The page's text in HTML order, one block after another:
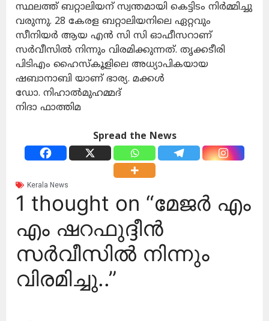
സ്ഥലത്ത് ബറ്റാലിയന് സ്വന്തമായി കെട്ടിടം നിർമ്മിച്ചു
വരുന്നു. 28 കേരള ബറ്റാലിയനിലെ ഏറ്റവും
സീനിയർ ആയ എൻ സി സി ഓഫീസറാണ്
സർവീസിൽ നിന്നും വിരമിക്കുന്നത്. തൃക്കടീരി
പിടിഎം ഹൈസ്കൂളിലെ അധ്യാപികയായ
ഷബാനാബി യാണ് ഭാര്യ. മക്കൾ
ഡോ. നിഹാൽമുഹമ്മദ്
നിദാ ഫാത്തിമ
Spread the News
Kerala News
1 thought on “മേജർ എം
എം ഷറഫുദ്ദീൻ
സർവീസിൽ നിന്നും
വിരമിച്ചു..”